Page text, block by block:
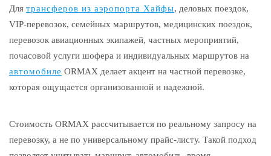
Для трансферов из аэропорта Хайфы, деловых поездок,
VIP-перевозок, семейных маршрутов, медицинских поездок,
перевозок авиационных экипажей, частных мероприятий,
почасовой услуги шофера и индивидуальных маршрутов на
автомобиле ORMAX делает акцент на частной перевозке,
которая ощущается организованной и надежной.
Стоимость ORMAX рассчитывается по реальному запросу на
перевозку, а не по универсальному прайс-листу. Такой подход